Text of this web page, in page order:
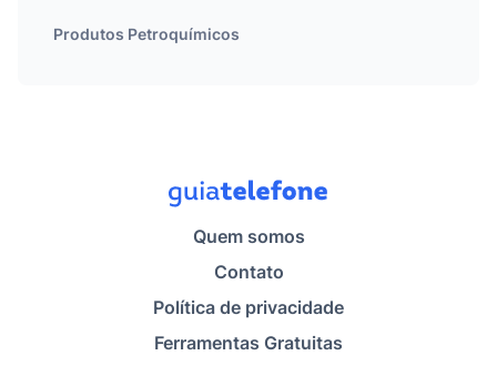
Produtos Petroquímicos
Quem somos
Contato
Política de privacidade
Ferramentas Gratuitas